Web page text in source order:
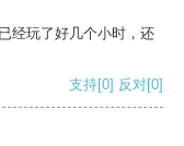
经玩了好几个小时，还
支持[0] 反对[0]